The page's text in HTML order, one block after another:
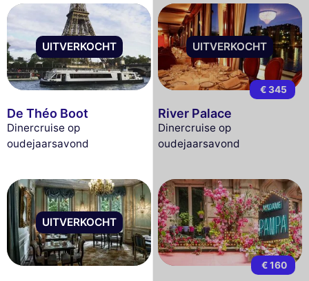
UITVERKOCHT
De Théo Boot
Dinercruise op
oudejaarsavond
UITVERKOCHT
€ 345
River Palace
Dinercruise op
oudejaarsavond
UITVERKOCHT
€ 160